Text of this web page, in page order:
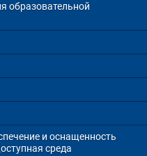
образовательной
и оснащенность
среда